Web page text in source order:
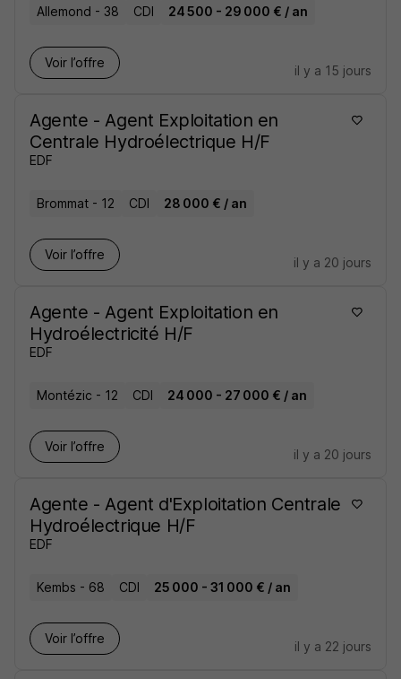
Allemond - 38 CDI 24 500 - 29 000 € / an
Voir l’offre
il y a 15 jours
Agente - Agent Exploitation en
Centrale Hydroélectrique H/F
EDF
Brommat - 12 CDI 28 000 € / an
Voir l’offre
il y a 20 jours
Agente - Agent Exploitation en
Hydroélectricité H/F
EDF
Montézic - 12 CDI 24 000 - 27 000 € / an
Voir l’offre
il y a 20 jours
Agente - Agent d'Exploitation Centrale
Hydroélectrique H/F
EDF
Kembs - 68 CDI 25 000 - 31 000 € / an
Voir l’offre
il y a 22 jours